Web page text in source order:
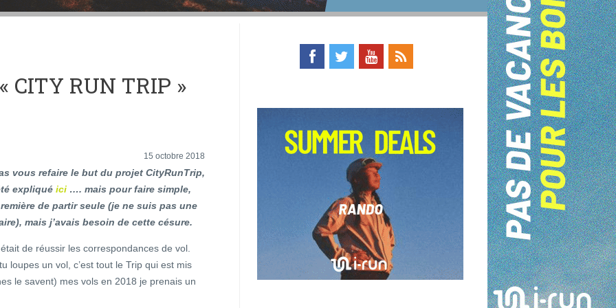
CITY RUN TRIP »
15 octobre 2018
vous refaire le but du projet CityRunTrip,
expliqué ici …. mais pour faire simple,
de partir seule (je ne suis pas une
mais j’avais besoin de cette césure.
de réussir les correspondances de vol.
loupes un vol, c’est tout le Trip qui est mis
le savent) mes vols en 2018 je prenais un